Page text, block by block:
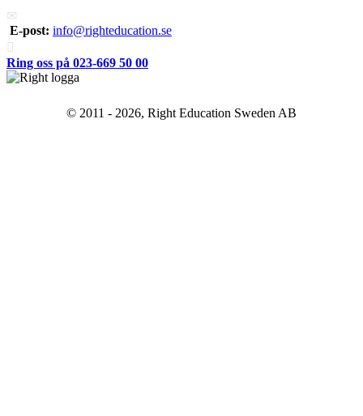
E-post: info@righteducation.se
Ring oss på 023-669 50 00
© 2011 - 2026, Right Education Sweden AB